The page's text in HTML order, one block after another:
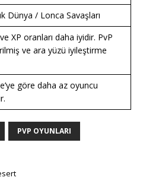
Dünya / Lonca Savaşları
XP oranları daha iyidir. PvP
ve ara yüzü iyileştirme
göre daha az oyuncu
PVP OYUNLARI